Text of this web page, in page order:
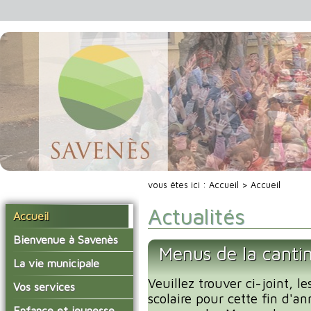
Accueil
Bienvenue à Savenès
Situer Savenès
Savenès en chiffre
L'histoire du village
La vie municipale
Vos élus
Les compte-rendus du
Vos services
La mairie
vous êtes ici : Accueil > Accueil
Actualités
Menus de la
Veuillez trouver ci-joint,
scolaire pour cette fin